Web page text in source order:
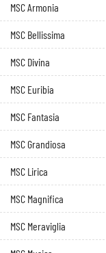
MSC Armonia
MSC Bellissima
MSC Divina
MSC Euribia
MSC Fantasia
MSC Grandiosa
MSC Lirica
MSC Magnifica
MSC Meraviglia